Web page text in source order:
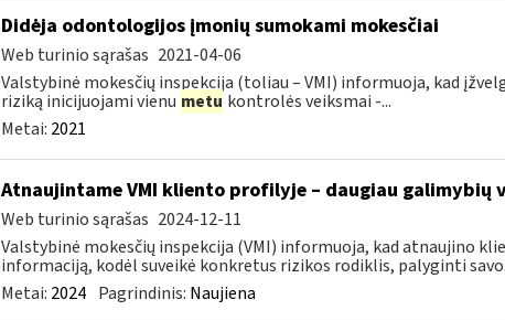
Didėja odontologijos įmonių sumokami mokesčiai
Web turinio sąrašas 2021-04-06
Valstybinė mokesčių inspekcija (toliau – VMI) informuoja, kad
riziką inicijuojami vienu metu kontrolės veiksmai -...
Metai: 2021
Atnaujintame VMI kliento profilyje – daugiau galimybių
Web turinio sąrašas 2024-12-11
Valstybinė mokesčių inspekcija (VMI) informuoja, kad atnaujino
informaciją, kodėl suveikė konkretus rizikos rodiklis, palyginti
Metai: 2024 Pagrindinis: Naujiena